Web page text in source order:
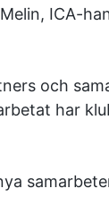
ICA-
och
har